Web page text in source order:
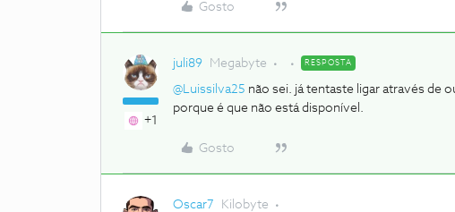
Gosto
+1
juli89 Megabyte RESPOSTA
@Luissilva25 não sei. já tentaste ligar através de
porque é que não está disponível.
Gosto
Oscar7 Kilobyte